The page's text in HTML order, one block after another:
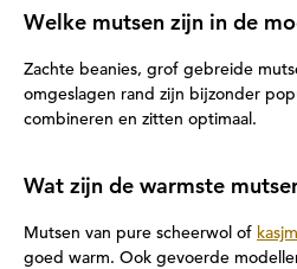
Welke mutsen zijn in de
Zachte beanies, grof gebreide
omgeslagen rand zijn bijzonder
combineren en zitten optimaal.
Wat zijn de warmste
Mutsen van pure scheerwol of
goed warm. Ook gevoerde